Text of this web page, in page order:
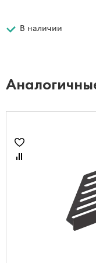
В наличии